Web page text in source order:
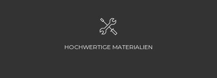
HOCHWERTIGE MATERIALIEN